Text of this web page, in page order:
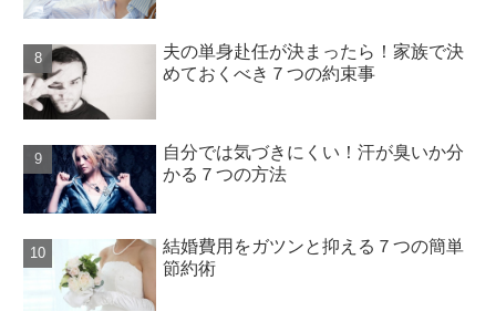
夫の単身赴任が決まったら！家族で決
めておくべき７つの約束事
自分では気づきにくい！汗が臭いか分
かる７つの方法
結婚費用をガツンと抑える７つの簡単
節約術